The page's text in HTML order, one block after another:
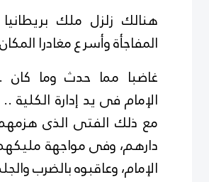
هنالك زلزل ملك
المفاجأة وأسرع مغادرا
غاضبا مما حدث وما
الإمام فى يد إدارة الكلية
مع ذلك الفتى الذى
دارهم، وفى مواجهة
الإمام، وعاقبوه بالضرب